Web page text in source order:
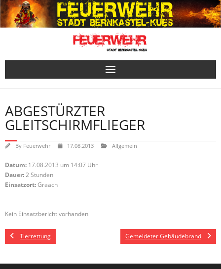
Skip
to
content
ABGESTÜRZTER
GLEITSCHIRMFLIEGER
By Feuerwehr 17.08.2013 Allgemein
Datum: 17.08.2013 um 14:07 Uhr
Dauer:2 Stunden
Einsatzort:Graach
Kein Einsatzbericht vorhanden
Tierrettung Gemeldeter Gebäudebrand